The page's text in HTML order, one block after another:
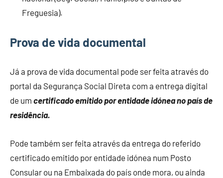
Freguesia).
Prova de vida documental
Já a prova de vida documental pode ser feita através do
portal da Segurança Social Direta com a entrega digital
de um certificado emitido por entidade idónea no país de
residência.
Pode também ser feita através da entrega do referido
certificado emitido por entidade idónea num Posto
Consular ou na Embaixada do país onde mora, ou ainda